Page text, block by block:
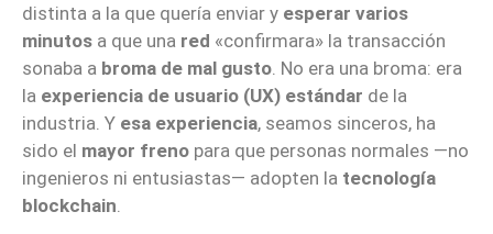
distinta a la que quería enviar y esperar varios
minutos a que una red «confirmara» la transacción
sonaba a broma de mal gusto . No era una broma: era
la experiencia de usuario (UX) estándar de la
industria. Y esa experiencia, seamos sinceros, ha
sido el mayor freno para que personas normales —no
ingenieros ni entusiastas— adopten la tecnología
blockchain